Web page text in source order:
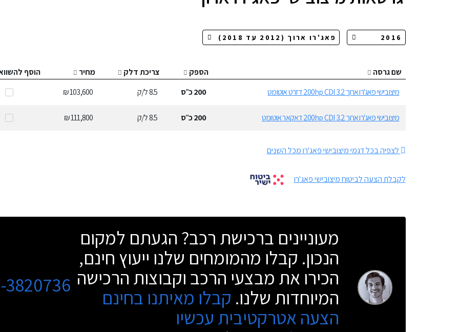
שם גרסה הספק צריכת דלק מחיר
הוסף
מיצובישי פאג'רו ארוך 200hp CDI 3.2 דזרט אוטומט
200כ״ס 8.5ל/ק 103,600 ₪
מיצובישי פאג'רו ארוך 200hp CDI 3.2 דאקאר אוטומט 200כ״ס 8.5ל/ק 111,800 ₪
לצפיה בכל דגמי מיצובישי פאג'רו מכל השנים
לקבלת הצעה לביטוח מיצובישי פאג'רו
מעוניינים ברכישת רכב? הגעתם למקום
הנכון. קבלו מהמומחים שלנו ייעוץ חינם,
הכירו את מבצעי הרכב וקבוצות הרכישה
המיוחדות שלנו. קבלו מאיתנו בחינם
הצעה אטרקטיבית עכשיו
3820736